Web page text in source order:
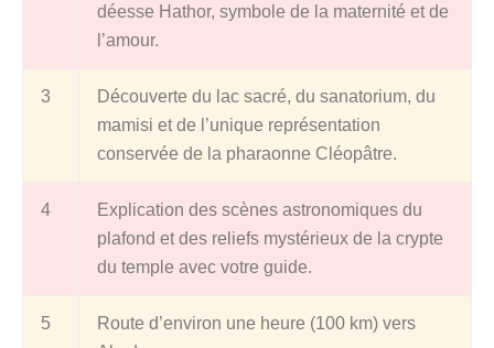
déesse Hathor, symbole de la maternité et de
l’amour.
3
Découverte du lac sacré, du sanatorium, du
mamisi et de l’unique représentation
conservée de la pharaonne Cléopâtre.
4
Explication des scènes astronomiques du
plafond et des reliefs mystérieux de la crypte
du temple avec votre guide.
5
Route d’environ une heure (100 km) vers